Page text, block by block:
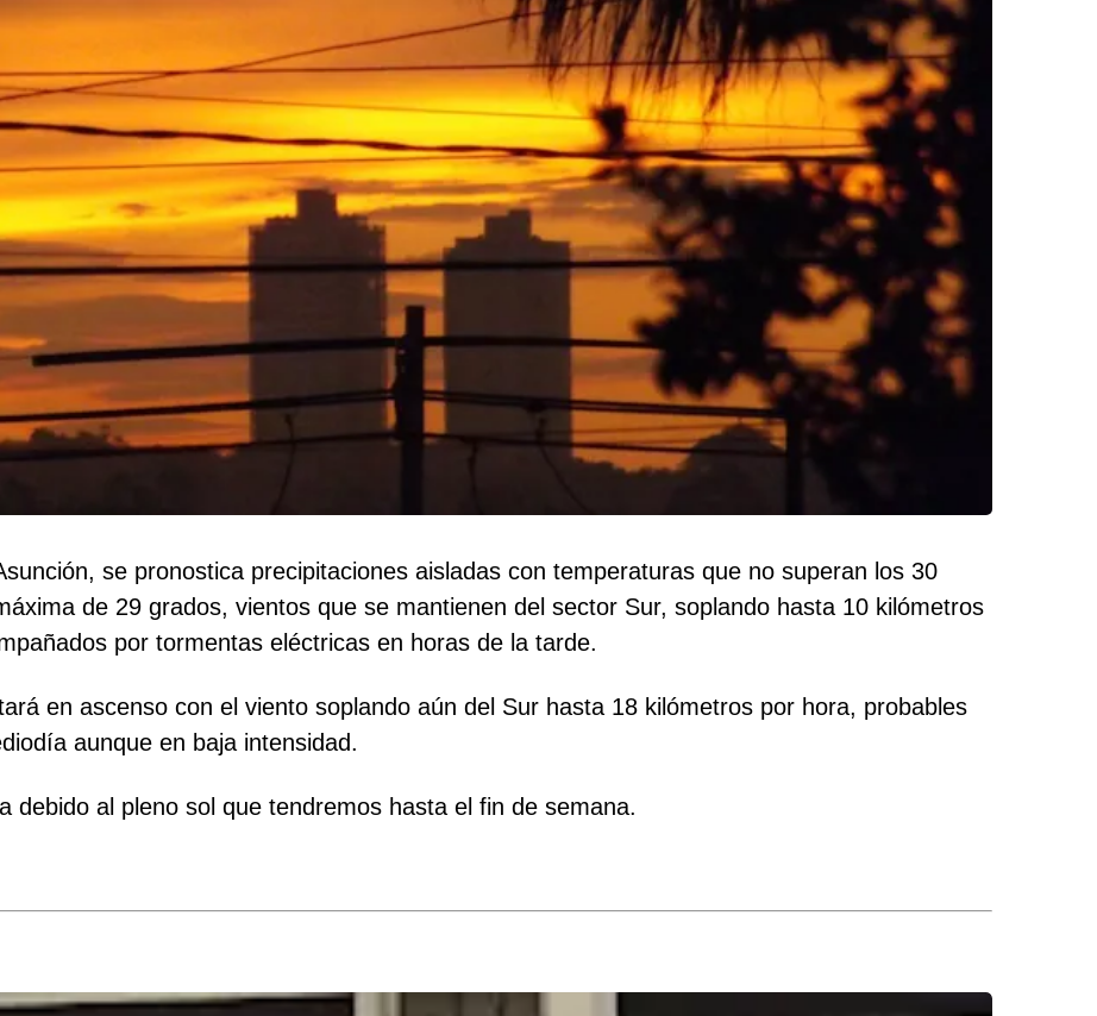
se pronostica precipitaciones aisladas con temperaturas que no superan los 30
de 29 grados, vientos que se mantienen del sector Sur, soplando hasta 10 kilómetros
por tormentas eléctricas en horas de la tarde.
en ascenso con el viento soplando aún del Sur hasta 18 kilómetros por hora, probables
aunque en baja intensidad.
debido al pleno sol que tendremos hasta el fin de semana.